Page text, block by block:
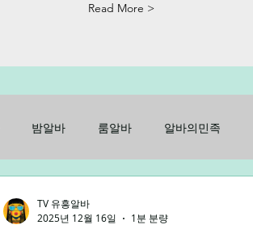
Read More >
밤알바 룸알바 알바의민족
TV 유흥알바
2025년 12월 16일
1분 분량